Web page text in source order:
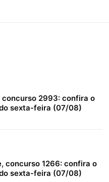
concurso 2993: confira o
sexta-feira (07/08)
concurso 1266: confira o
sexta-feira (07/08)